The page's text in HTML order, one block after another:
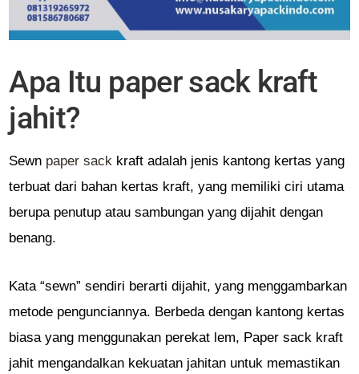
Apa Itu paper sack kraft
jahit?
Sewn paper sack kraft adalah jenis kantong kertas yang
terbuat dari bahan kertas kraft, yang memiliki ciri utama
berupa penutup atau sambungan yang dijahit dengan
benang.
Kata “sewn” sendiri berarti dijahit, yang menggambarkan
metode pengunciannya. Berbeda dengan kantong kertas
biasa yang menggunakan perekat lem, Paper sack kraft
jahit mengandalkan kekuatan jahitan untuk memastikan